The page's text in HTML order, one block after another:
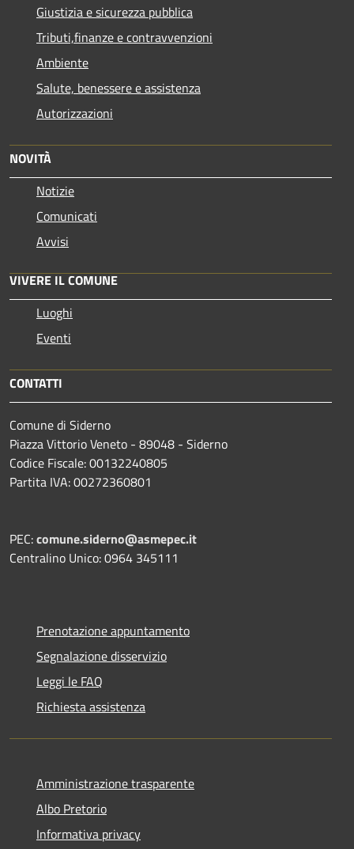
Giustizia e sicurezza pubblica
Tributi,finanze e contravvenzioni
Ambiente
Salute, benessere e assistenza
Autorizzazioni
NOVITÀ
Notizie
Comunicati
Avvisi
VIVERE IL COMUNE
Luoghi
Eventi
CONTATTI
Comune di Siderno
Piazza Vittorio Veneto - 89048 - Siderno
Codice Fiscale: 00132240805
Partita IVA: 00272360801
PEC:comune.siderno@asmepec.it
Centralino Unico: 0964 345111
Prenotazione appuntamento
Segnalazione disservizio
Leggi le FAQ
Richiesta assistenza
Amministrazione trasparente
Albo Pretorio
Informativa privacy